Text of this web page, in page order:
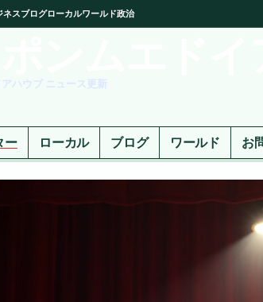
ネスブログローカルワールド政治
ハウブ ニュース更新
ー ローカル ブログ ワールド お